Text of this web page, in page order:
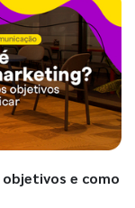
objetivos e como